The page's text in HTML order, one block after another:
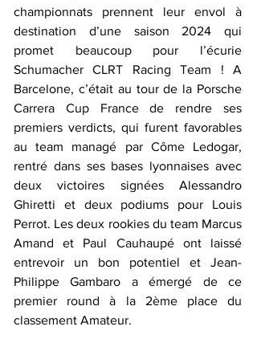
championnats prennent leur envol à
destination d’une saison 2024 qui
promet beaucoup pour l’écurie
Schumacher CLRT Racing Team ! A
Barcelone, c’était au tour de la Porsche
Carrera Cup France de rendre ses
premiers verdicts, qui furent favorables
au team managé par Côme Ledogar,
rentré dans ses bases lyonnaises avec
deux victoires signées Alessandro
Ghiretti et deux podiums pour Louis
Perrot. Les deux rookies du team Marcus
Amand et Paul Cauhaupé ont laissé
entrevoir un bon potentiel et Jean-
Philippe Gambaro a émergé de ce
premier round à la 2ème place du
classement Amateur.